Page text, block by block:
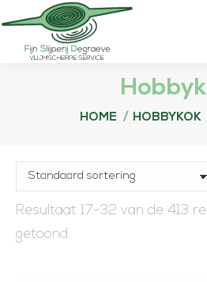
Je bent hier:
HOME HOBBYKOK
Resultaat 17–32 van de 413
getoond